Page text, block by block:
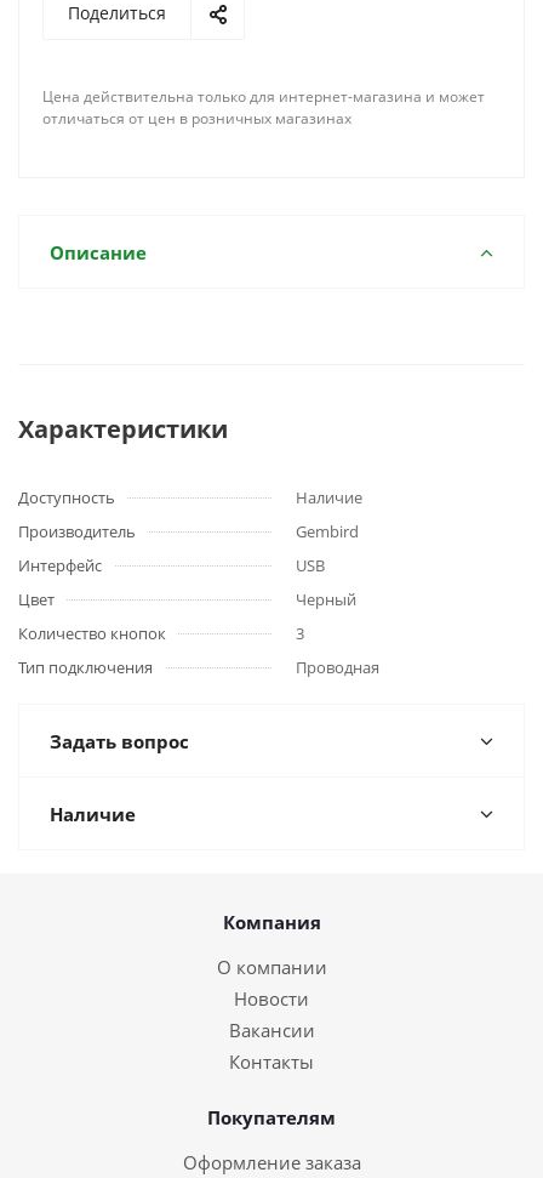
Поделиться
Цена действительна только для интернет-магазина и может
отличаться от цен в розничных магазинах
Описание
Характеристики
Доступность
Наличие
Производитель
Gembird
Интерфейс
USB
Цвет
Черный
Количество кнопок
3
Тип подключения
Проводная
Задать вопрос
Наличие
Компания
О компании
Новости
Вакансии
Контакты
Покупателям
Оформление заказа